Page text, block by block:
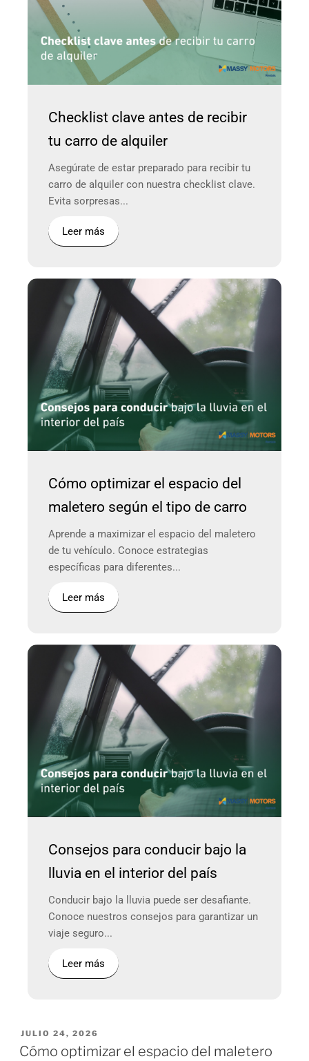
Checklist clave antes de recibir
tu carro de alquiler
Asegúrate de estar preparado para recibir tu
carro de alquiler con nuestra checklist clave.
Evita sorpresas...
Leer más
Cómo optimizar el espacio del
maletero según el tipo de carro
Aprende a maximizar el espacio del maletero
de tu vehículo. Conoce estrategias
específicas para diferentes...
Leer más
Consejos para conducir bajo la
lluvia en el interior del país
Conducir bajo la lluvia puede ser desafiante.
Conoce nuestros consejos para garantizar un
viaje seguro...
Leer más
JULIO 24, 2026
Cómo optimizar el espacio del maletero